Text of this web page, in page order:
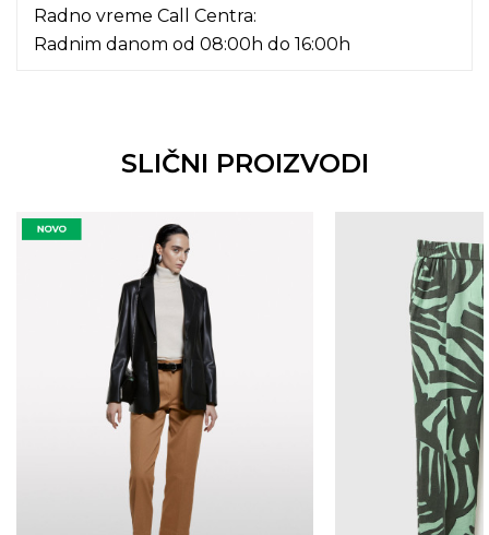
Radno vreme Call Centra:
Radnim danom od 08:00h do 16:00h
SLIČNI PROIZVODI